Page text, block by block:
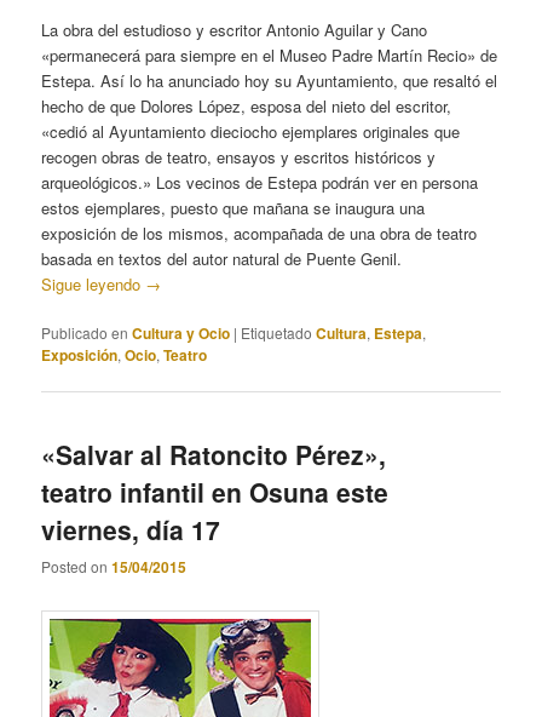
La obra del estudioso y escritor Antonio Aguilar y Cano
«permanecerá para siempre en el Museo Padre Martín Recio» de
Estepa. Así lo ha anunciado hoy su Ayuntamiento, que resaltó el
hecho de que Dolores López, esposa del nieto del escritor,
«cedió al Ayuntamiento dieciocho ejemplares originales que
recogen obras de teatro, ensayos y escritos históricos y
arqueológicos.» Los vecinos de Estepa podrán ver en persona
estos ejemplares, puesto que mañana se inaugura una
exposición de los mismos, acompañada de una obra de teatro
basada en textos del autor natural de Puente Genil.
Sigue leyendo →
Publicado en Cultura y Ocio | Etiquetado Cultura, Estepa,
Exposición,Ocio,Teatro
«Salvar al Ratoncito Pérez»,
teatro infantil en Osuna este
viernes, día 17
Posted on15/04/2015